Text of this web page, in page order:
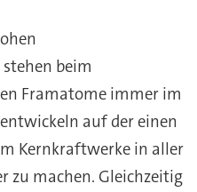
beim
Framatome immer im
auf der einen
Kernkraftwerke in aller
zu machen. Gleichzeitig